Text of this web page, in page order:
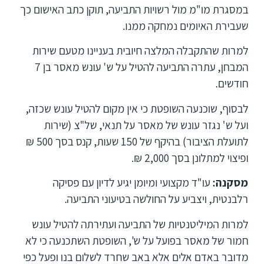
במסגרת מו"מ מול רשויות התביעה, תוקן כתב האישום כך
שעבירת האיומים נמחקה ממנו.
למרות שהתקבלה המלצה חיובית בעניינו מטעם שירות
המבחן, עתרה התביעה להטיל על ש' עונש מאסר בן 7
חודשים.
לבסוף, שוכנעה השופטת כי אין מקום להטיל עונש שכזה,
ועל ש' נגזר עונש של מאסר על תנאי, של"צ (שירות
לתועלת הציבור) בהיקף של 150 שעות, קנס בסך 500 ₪
ופיצוי למתלונן בסך 2,000 ₪.
מסקנה:עו"ד מקצועי ומיומן יגיע לדיון עם פסיקה
רלבנטית, ויצביע על החולשה בטיעוני התביעה.
למרות המיליטנטיות של התביעה ועתירתה להטיל עונש
חמור של מאסר בפועל על ש', השופטת השתכנעה כי לא
מדובר באדם אלים אלא באב שחרד לשלום בנו ופעל כפי